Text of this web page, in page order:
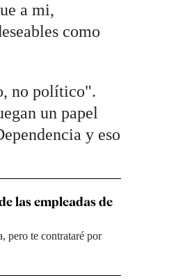
a mi,
como
no político".
un papel
y eso
las empleadas de
pero te contrataré por